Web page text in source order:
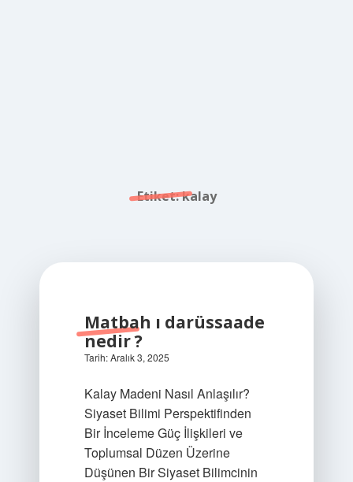
Etiket:kalay
Matbah ı darüssaade
nedir ?
Tarih: Aralık 3, 2025
Kalay Madeni Nasıl Anlaşılır?
Siyaset Bilimi Perspektifinden
Bir İnceleme Güç İlişkileri ve
Toplumsal Düzen Üzerine
Düşünen Bir Siyaset Bilimcinin